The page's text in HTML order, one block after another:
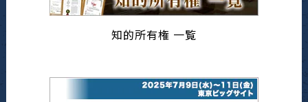
知的所有権 一覧